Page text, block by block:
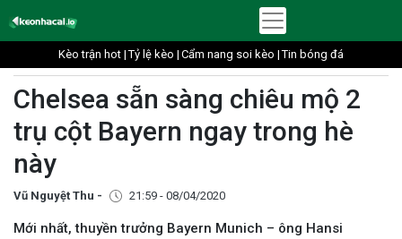
Kèo trận hot | Tỷ lệ kèo | Cẩm nang soi kèo | Tin bóng đá
Chelsea sẵn sàng chiêu mộ 2
trụ cột Bayern ngay trong hè
này
Vũ Nguyệt Thu - 21:59 - 08/04/2020
Mới nhất, thuyền trưởng Bayern Munich – ông Hansi